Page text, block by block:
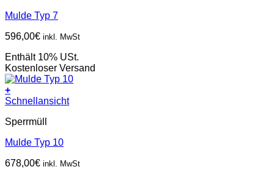
Mulde Typ 7
596,00€ inkl. MwSt
Enthält 10% USt.
Kostenloser Versand
+
Schnellansicht
Sperrmüll
Mulde Typ 10
678,00€ inkl. MwSt